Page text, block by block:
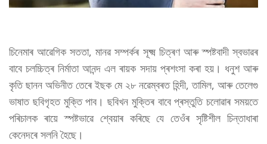
চিনেমাৰ আৱেগিক সততা, মানৱ সম্পৰ্কৰ সূক্ষ্ম চিত্ৰণ আৰু স্পষ্টবাদী স্বভাৱৰ
বাবে চলচ্চিত্ৰ নিৰ্মাতা আনন্দ এল ৰায়ক সদায় প্ৰশংসা কৰা হয়। ধনুশ আৰু
কৃতি ছানন অভিনীত তেৰে ইছক মে ২৮ নৱেম্বৰত হিন্দী, তামিল, আৰু তেলেগু
ভাষাত ছবিগৃহত মুক্তি পাব। ছবিখন মুক্তিৰ বাবে প্ৰস্তুতি চলোৱাৰ সময়তে
পৰিচালক ৰায়ে স্পষ্টভাৱে শ্বেয়াৰ কৰিছে যে তেওঁৰ সৃষ্টিশীল চিন্তাধাৰা
কেনেদৰে সলনি হৈছে।